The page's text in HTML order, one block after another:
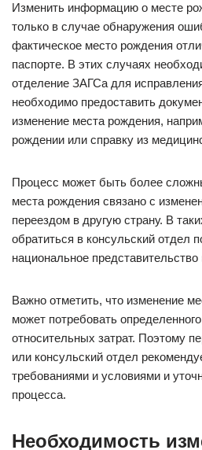
Изменить информацию о месте
только в случае обнаружения
фактическое место рождения
паспорте. В этих случаях
отделение ЗАГСа для
необходимо предоставить
изменение места рождения,
рождении или справку из
Процесс может быть более
места рождения связано с
переездом в другую страну. В
обратиться в консульский отдел
национальное
Важно отметить, что изменение
может потребовать
относительных затрат. Поэтому
или консульский отдел
требованиями и условиями и
процесса.
Необходимость